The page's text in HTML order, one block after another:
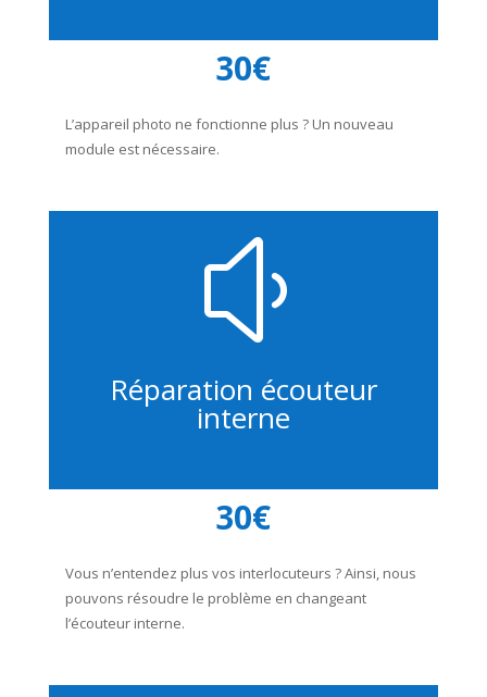
30€
L’appareil photo ne fonctionne plus ? Un nouveau
module est nécessaire.
y
Réparation écouteur
interne
30€
Vous n’entendez plus vos interlocuteurs ? Ainsi, nous
pouvons résoudre le problème en changeant
l’écouteur interne.